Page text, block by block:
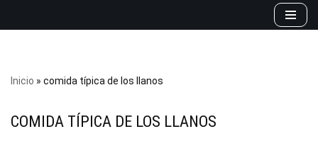
Inicio » comida típica de los llanos
COMIDA TÍPICA DE LOS LLANOS